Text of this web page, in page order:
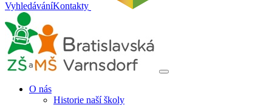
VyhledáváníKontakty
O nás
Historie naší školy